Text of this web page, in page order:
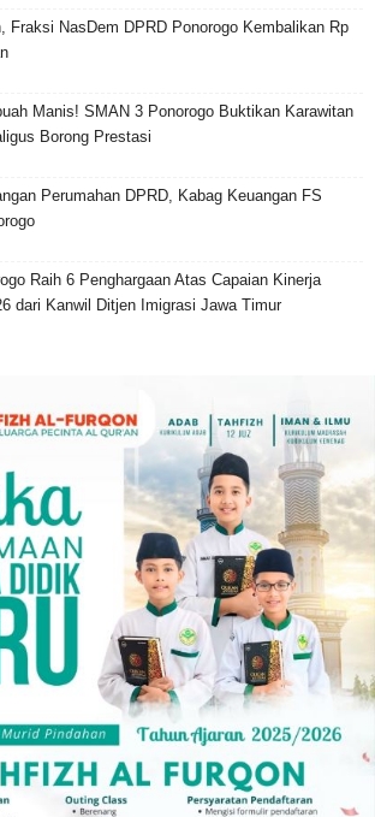
Fraksi NasDem DPRD Ponorogo Kembalikan Rp
Manis! SMAN 3 Ponorogo Buktikan Karawitan
Borong Prestasi
Perumahan DPRD, Kabag Keuangan FS
Raih 6 Penghargaan Atas Capaian Kinerja
dari Kanwil Ditjen Imigrasi Jawa Timur